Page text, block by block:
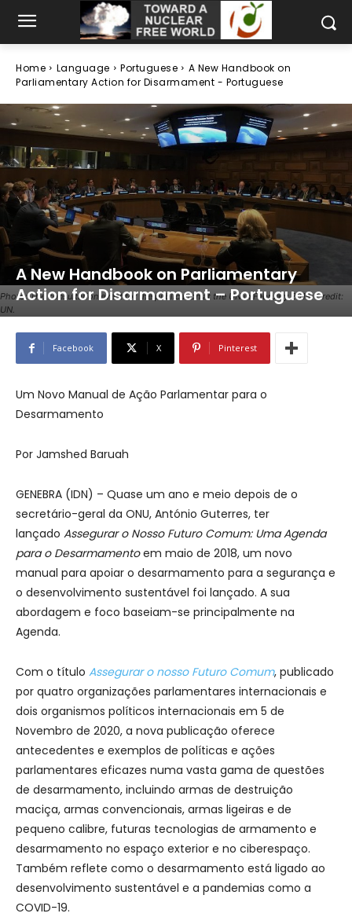
Home Language Portuguese
A New Handbook on
Parliamentary Action for Disarmament - Portuguese
Photo: The consultation event for the publication at the UN in February 2019. Credit:
UN.
A New Handbook on Parliamentary
Action for Disarmament – Portuguese
Facebook X Pinterest
Um Novo Manual de Ação Parlamentar para o
Desarmamento
Por Jamshed Baruah
GENEBRA (IDN) – Quase um ano e meio depois de o
secretário-geral da ONU, António Guterres, ter
lançado Assegurar o Nosso Futuro Comum: Uma Agenda
para o Desarmamentoem maio de 2018, um novo
manual para apoiar o desarmamento para a segurança e
o desenvolvimento sustentável foi lançado. A sua
abordagem e foco baseiam-se principalmente na
Agenda.
Com o título Assegurar o nosso Futuro Comum, publicado
por quatro organizações parlamentares internacionais e
dois organismos políticos internacionais em 5 de
Novembro de 2020, a nova publicação oferece
antecedentes e exemplos de políticas e ações
parlamentares eficazes numa vasta gama de questões
de desarmamento, incluindo armas de destruição
maciça, armas convencionais, armas ligeiras e de
pequeno calibre, futuras tecnologias de armamento e
desarmamento no espaço exterior e no ciberespaço.
Também reflete como o desarmamento está ligado ao
desenvolvimento sustentável e a pandemias como a
COVID-19.